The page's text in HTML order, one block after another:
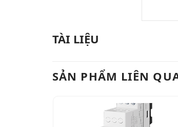
TÀI LIỆU
SẢN PHẨM LIÊN